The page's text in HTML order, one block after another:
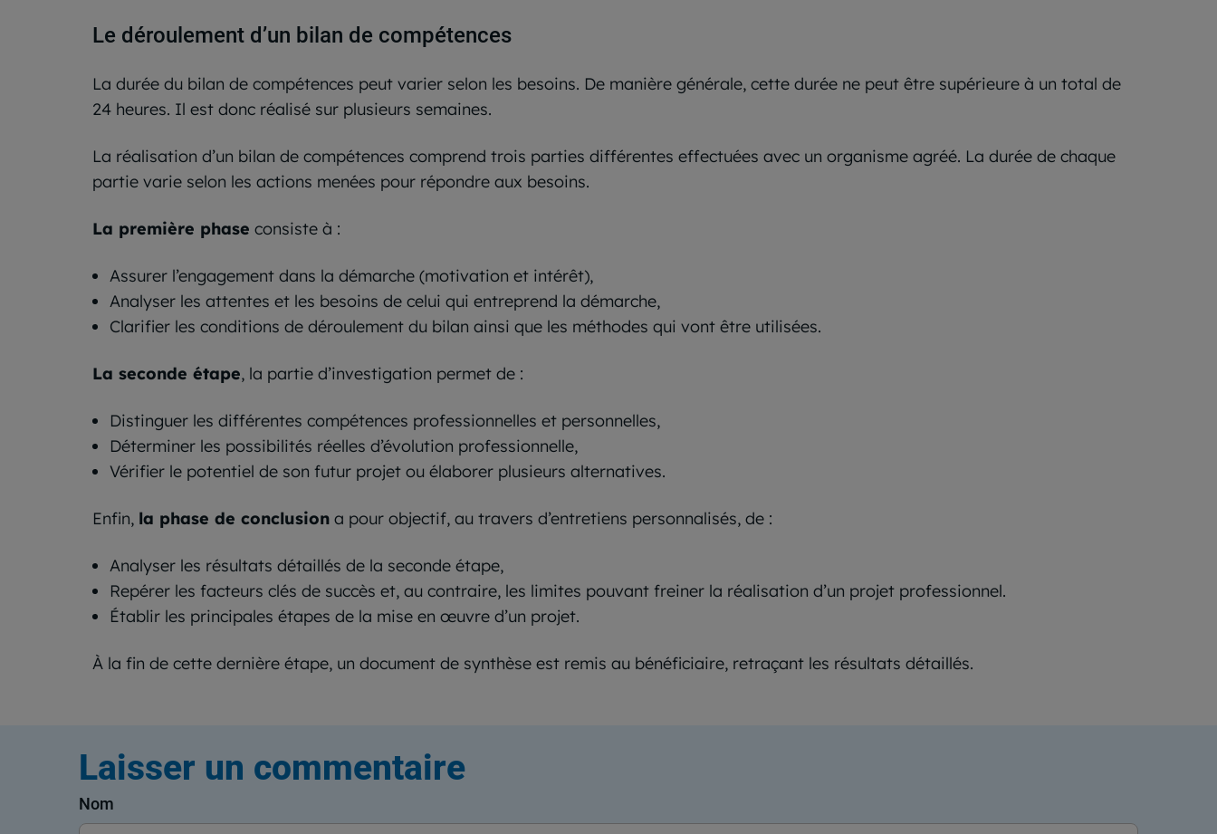
Le déroulement d’un bilan de compétences
La durée du bilan de compétences peut varier selon les besoins. De manière générale, cette durée ne peut être supérieure à un total de
24 heures. Il est donc réalisé sur plusieurs semaines.
La réalisation d’un bilan de compétences comprend trois parties différentes effectuées avec un organisme agréé. La durée de chaque
partie varie selon les actions menées pour répondre aux besoins.
La première phase consiste à :
Assurer l’engagement dans la démarche (motivation et intérêt),
Analyser les attentes et les besoins de celui qui entreprend la démarche,
Clarifier les conditions de déroulement du bilan ainsi que les méthodes qui vont être utilisées.
La seconde étape, la partie d’investigation permet de :
Distinguer les différentes compétences professionnelles et personnelles,
Déterminer les possibilités réelles d’évolution professionnelle,
Vérifier le potentiel de son futur projet ou élaborer plusieurs alternatives.
Enfin, la phase de conclusion a pour objectif, au travers d’entretiens personnalisés, de :
Analyser les résultats détaillés de la seconde étape,
Repérer les facteurs clés de succès et, au contraire, les limites pouvant freiner la réalisation d’un projet professionnel.
Établir les principales étapes de la mise en œuvre d’un projet.
À la fin de cette dernière étape, un document de synthèse est remis au bénéficiaire, retraçant les résultats détaillés.
Laisser un commentaire
Nom